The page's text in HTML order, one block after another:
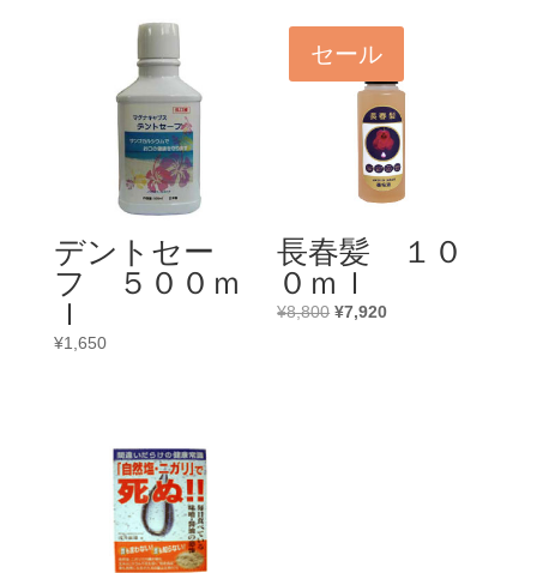
デントセー
フ ５００ｍ
ｌ
¥1,650
セール
長春髪 １０
０ｍｌ
¥8,800 元
¥7,920現